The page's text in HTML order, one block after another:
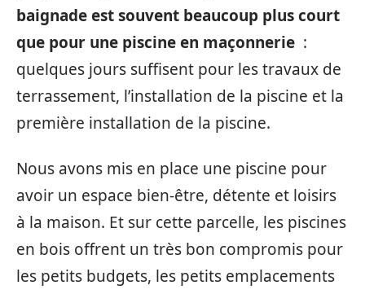
baignade est souvent beaucoup plus court
que pour une piscine en maçonnerie :
quelques jours suffisent pour les travaux de
terrassement, l’installation de la piscine et la
première installation de la piscine.
Nous avons mis en place une piscine pour
avoir un espace bien-être, détente et loisirs
à la maison. Et sur cette parcelle, les piscines
en bois offrent un très bon compromis pour
les petits budgets, les petits emplacements